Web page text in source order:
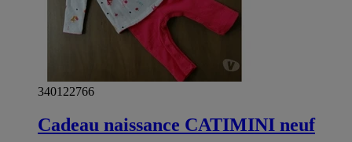
340122766
Cadeau naissance CATIMINI neuf